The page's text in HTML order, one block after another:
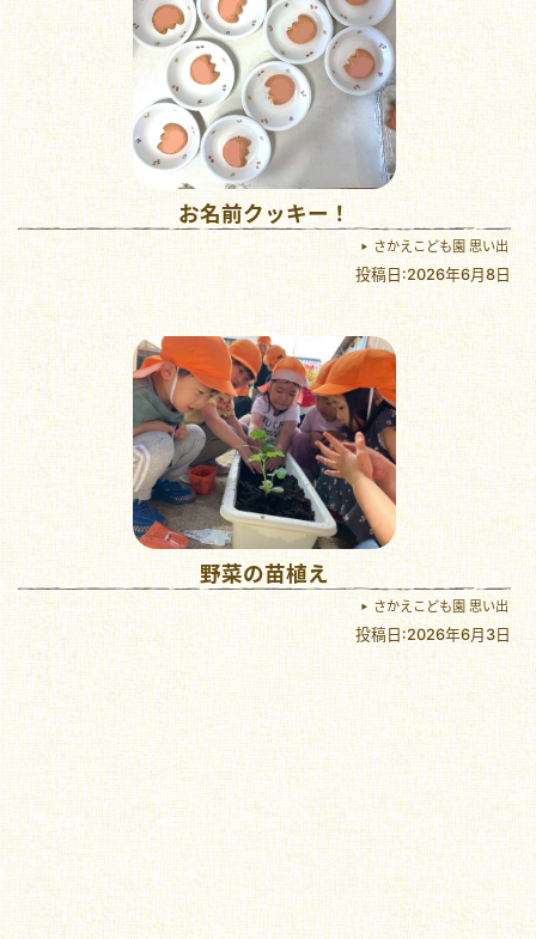
お名前クッキー！
さかえこども園 思い出
投稿日:2026年6月8日
野菜の苗植え
さかえこども園 思い出
投稿日:2026年6月3日